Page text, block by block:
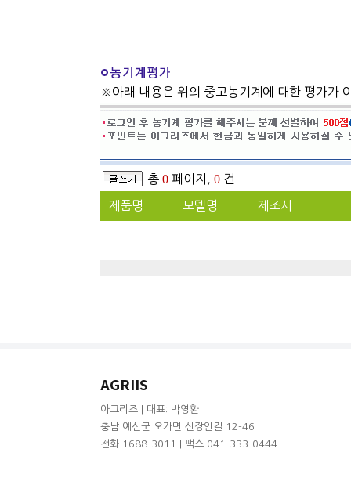
※아래 내용은 위의 중고농기계에 대한 평가가
총 0 페이지, 0 건
제품명 모델명 제조사
AGRIIS
아그리즈 | 대표: 박영환
충남 예산군 오가면 신장안길 12-46
전화 1688-3011 | 팩스 041-333-0444